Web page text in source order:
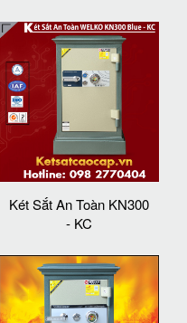
Két Sắt An Toàn KN300
- KC